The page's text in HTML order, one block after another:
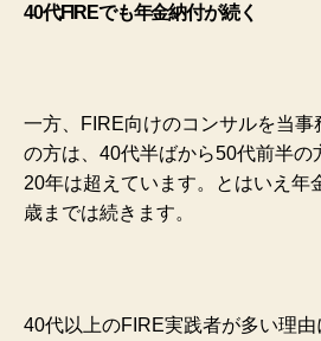
40代FIREでも年金納付が続く
一方、FIRE向けのコンサルを当事
の方は、40代半ばから50代前半の
20年は超えています。とはいえ年
歳までは続きます。
40代以上のFIRE実践者が多い理